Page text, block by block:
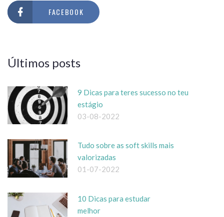
FACEBOOK
Últimos posts
9 Dicas para teres sucesso no teu
estágio
03-08-2022
Tudo sobre as soft skills mais
valorizadas
01-07-2022
10 Dicas para estudar
melhor